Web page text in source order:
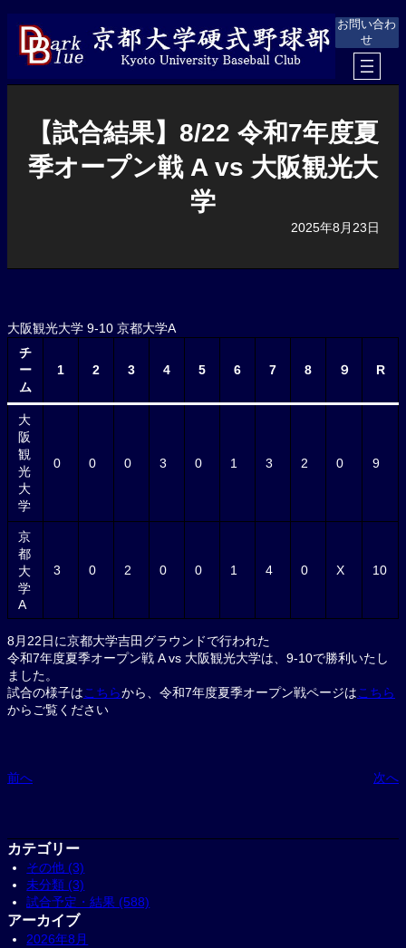
キ
お問い合わ
せ
【試合結果】8/22 令和7年度夏
季オープン戦 A vs 大阪観光大
学
2025年8月23日
大阪観光大学 9-10 京都大学A
チ
ー
ム
1 2 3 4 5 6 7 8 ９ R
大
阪
観
光
大
学
0 0 0 3 0 1 3 2 0 9
京
都
大
学
A
3 0 2 0 0 1 4 0 X 10
8月22日に京都大学吉田グラウンドで行われた
令和7年度夏季オープン戦 A vs 大阪観光大学は、9-10で勝利いたし
ました。
試合の様子はこちらから、令和7年度夏季オープン戦ページはこちら
からご覧ください
前へ 次へ
カテゴリー
その他 (3)
未分類 (3)
試合予定・結果 (588)
アーカイブ
2026年8月